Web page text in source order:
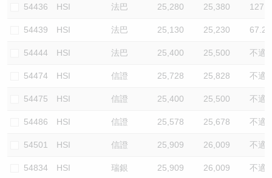
54436 HSI 法巴 25,280 25,380 127.7
54439 HSI 法巴 25,130 25,230 67.2
54444 HSI 法巴 25,400 25,500 不適
54474 HSI 信證 25,728 25,828 不適
54475 HSI 信證 25,400 25,500 不適
54486 HSI 信證 25,578 25,678 不適
54501 HSI 信證 25,909 26,009 不適
54834 HSI 瑞銀 25,909 26,009 不適